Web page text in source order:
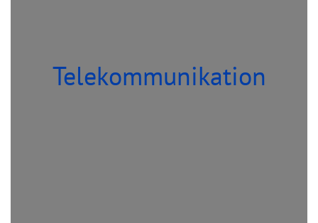
Telekommunikation